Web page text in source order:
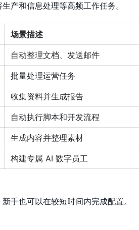
产和信息处理等高频工作任务。
场景描述
自动整理文档、发送邮件
批量处理运营任务
收集资料并生成报告
自动执行脚本和开发流程
生成内容并整理素材
构建专属 AI 数字员工
手也可以在较短时间内完成配置。